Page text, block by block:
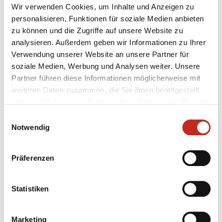
Wir verwenden Cookies, um Inhalte und Anzeigen zu
personalisieren, Funktionen für soziale Medien anbieten
zu können und die Zugriffe auf unsere Website zu
analysieren. Außerdem geben wir Informationen zu Ihrer
Verwendung unserer Website an unsere Partner für
soziale Medien, Werbung und Analysen weiter. Unsere
Partner führen diese Informationen möglicherweise mit
weiteren Daten zusammen, die Sie ihnen bereitgestellt
Notwendig
Präferenzen
Statistiken
Marketing
Wenn wir in der Abwehr weiterhin so agieren wie
gegen Bremen und streckenweise gegen
Balingen/Weilstetten, haben wir denke ich gute
Chancen weiterhin verlustpunktfrei zu bleiben. Das ist
natürlich auch unser Ziel!
Weitere News